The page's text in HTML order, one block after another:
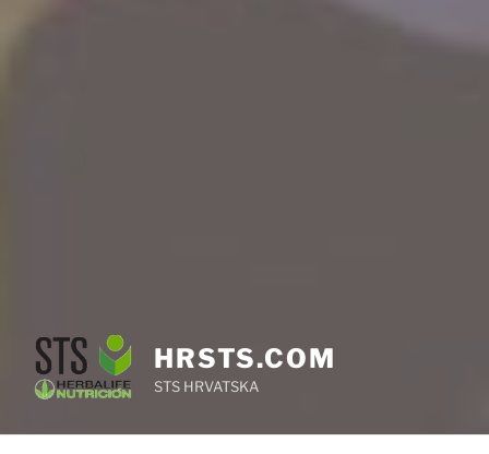
HRSTS.COM
STS HRVATSKA